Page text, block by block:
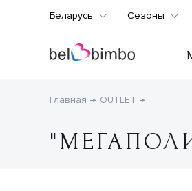
Беларусь Сезоны
Главная OUTLET